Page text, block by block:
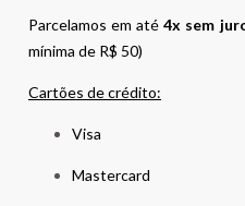
Parcelamos em até4x sem
mínima de R$ 50)
Cartões de crédito:
Visa
Mastercard